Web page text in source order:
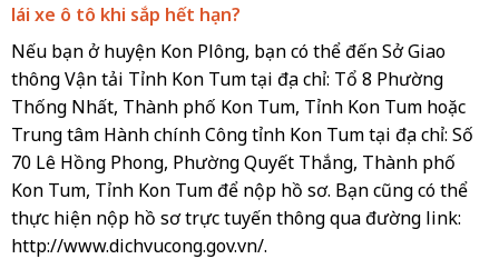
lái xe ô tô khi sắp hết hạn?
Nếu bạn ở huyện Kon Plông, bạn có thể đến Sở Giao
thông Vận tải Tỉnh Kon Tum tại địa chỉ: Tổ 8 Phường
Thống Nhất, Thành phố Kon Tum, Tỉnh Kon Tum hoặc
Trung tâm Hành chính Công tỉnh Kon Tum tại địa chỉ: Số
70 Lê Hồng Phong, Phường Quyết Thắng, Thành phố
Kon Tum, Tỉnh Kon Tum để nộp hồ sơ. Bạn cũng có thể
thực hiện nộp hồ sơ trực tuyến thông qua đường link:
http://www.dichvucong.gov.vn/.